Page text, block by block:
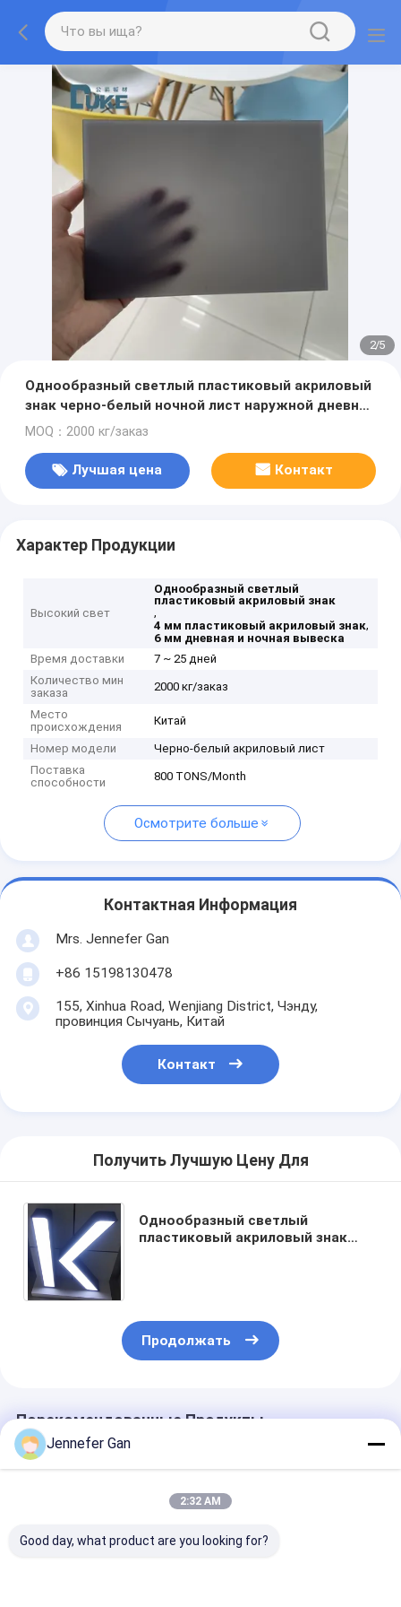
2/5
Однообразный светлый пластиковый акриловый
знак черно-белый ночной лист наружной дневной
и ночной вывески
MOQ：2000 кг/заказ
Лучшая цена Контакт
Характер Продукции
Высокий свет
Однообразный светлый
пластиковый акриловый знак
,
4 мм пластиковый акриловый знак,
6 мм дневная и ночная вывеска
Время доставки
7 ~ 25 дней
Количество мин
заказа
2000 кг/заказ
Место
происхождения
Китай
Номер модели
Черно-белый акриловый лист
Поставка
способности
800 TONS/Month
Осмотрите больше
Контактная Информация
Mrs. Jennefer Gan
+86 15198130478
155, Xinhua Road, Wenjiang District, Чэнду,
провинция Сычуань, Китай
Контакт
Получить Лучшую Цену Для
Однообразный светлый
пластиковый акриловый знак
Продолжать
Порекомендованные Продукты
Jennefer Gan
2:32 AM
Good day, what product are you looking for?